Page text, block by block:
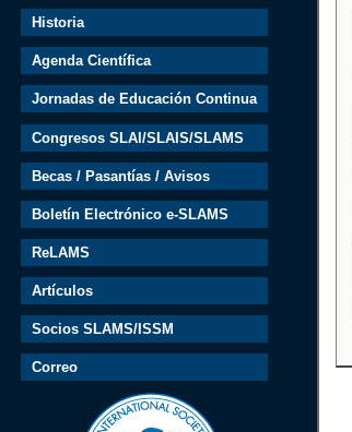
Historia
Agenda Científica
Jornadas de Educación Continua
Congresos SLAI/SLAIS/SLAMS
Becas / Pasantías / Avisos
Boletín Electrónico e-SLAMS
ReLAMS
Artículos
Socios SLAMS/ISSM
Correo